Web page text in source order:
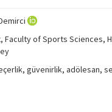
Faculty of Sports Sciences,
güvenirlik, adölesan,